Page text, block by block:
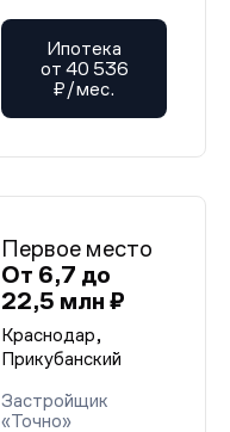
Ипотека
от 40 536
₽/мес.
Первое место
От 6,7 до
22,5 млн ₽
Краснодар,
Прикубанский
Застройщик
«Точно»